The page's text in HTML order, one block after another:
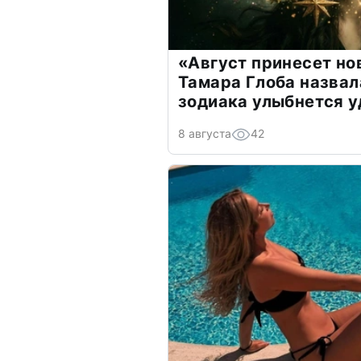
«Август принесет
Тамара Глоба
зодиака улыбнется
8 августа 42